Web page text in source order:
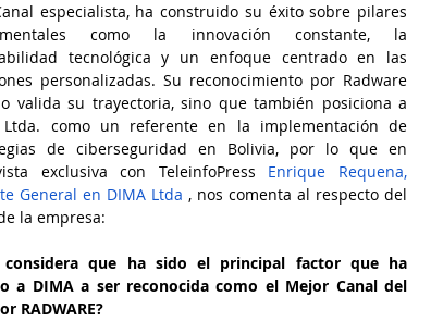
especialista, ha construido su éxito sobre pilares
como la innovación constante, la
tecnológica y un enfoque centrado en las
personalizadas. Su reconocimiento por Radware
valida su trayectoria, sino que también posiciona a
Ltda. como un referente en la implementación de
de ciberseguridad en Bolivia, por lo que en
exclusiva con TeleinfoPress
Enrique Requena,
General en DIMA Ltda , nos comenta al respecto del
la empresa:
considera que ha sido el principal factor que ha
a DIMA a ser reconocida como el Mejor Canal del
RADWARE?